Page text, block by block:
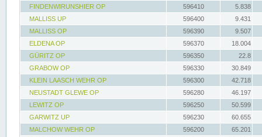
FINDENWIRUNSHIER OP
596410
5.838
MALLISS UP
596400
9.431
MALLISS OP
596390
9.507
ELDENA OP
596370
18.004
GÜRITZ OP
596350
22.8
GRABOW OP
596330
30.849
KLEIN LAASCH WEHR OP
596300
42.718
NEUSTADT GLEWE OP
596280
46.197
LEWITZ OP
596250
50.599
GARWITZ UP
596230
60.655
MALCHOW WEHR OP
596200
65.201